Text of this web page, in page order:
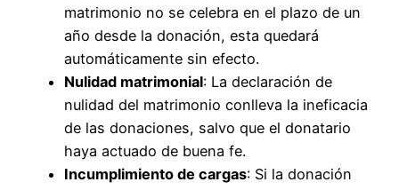
matrimonio no se celebra en el plazo de un
año desde la donación, esta quedará
automáticamente sin efecto.
Nulidad matrimonial: La declaración de
nulidad del matrimonio conlleva la ineficacia
de las donaciones, salvo que el donatario
haya actuado de buena fe.
Incumplimiento de cargas: Si la donación